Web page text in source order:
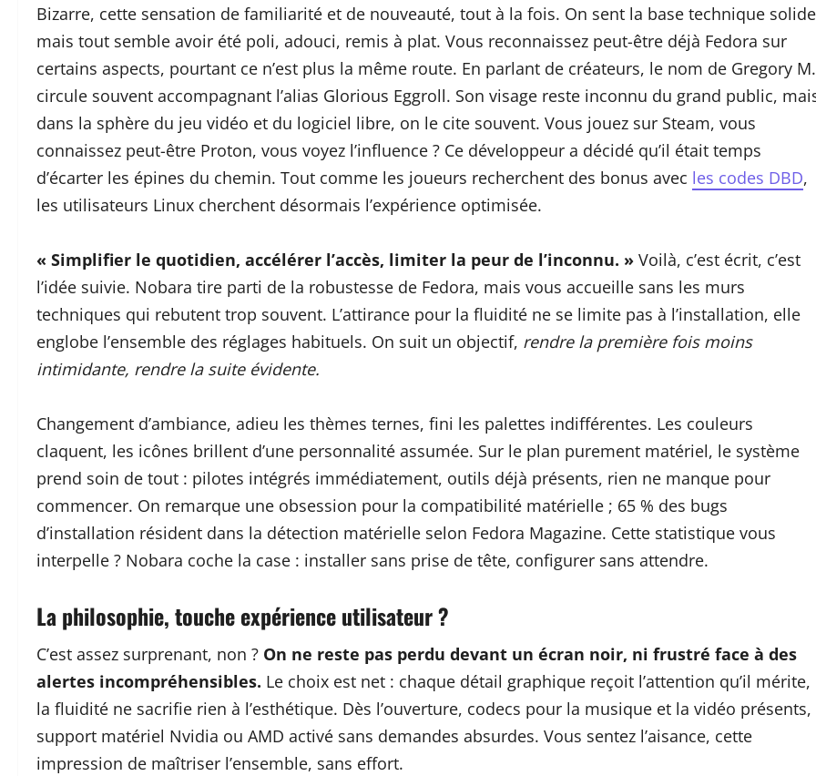
Bizarre, cette sensation de familiarité et de nouveauté, tout à la fois. On sent la base technique
mais tout semble avoir été poli, adouci, remis à plat. Vous reconnaissez peut-être déjà Fedora sur
certains aspects, pourtant ce n’est plus la même route. En parlant de créateurs, le nom de Gregory M.
circule souvent accompagnant l’alias Glorious Eggroll. Son visage reste inconnu du grand public,
dans la sphère du jeu vidéo et du logiciel libre, on le cite souvent. Vous jouez sur Steam, vous
connaissez peut-être Proton, vous voyez l’influence ? Ce développeur a décidé qu’il était temps
d’écarter les épines du chemin. Tout comme les joueurs recherchent des bonus avec les codes DBD,
les utilisateurs Linux cherchent désormais l’expérience optimisée.
« Simplifier le quotidien, accélérer l’accès, limiter la peur de l’inconnu. » Voilà, c’est écrit, c’est
l’idée suivie. Nobara tire parti de la robustesse de Fedora, mais vous accueille sans les murs
techniques qui rebutent trop souvent. L’attirance pour la fluidité ne se limite pas à l’installation, elle
englobe l’ensemble des réglages habituels. On suit un objectif, rendre la première fois moins
intimidante, rendre la suite évidente.
Changement d’ambiance, adieu les thèmes ternes, fini les palettes indifférentes. Les couleurs
claquent, les icônes brillent d’une personnalité assumée. Sur le plan purement matériel, le système
prend soin de tout : pilotes intégrés immédiatement, outils déjà présents, rien ne manque pour
commencer. On remarque une obsession pour la compatibilité matérielle ; 65 % des bugs
d’installation résident dans la détection matérielle selon Fedora Magazine. Cette statistique vous
interpelle ? Nobara coche la case : installer sans prise de tête, configurer sans attendre.
La philosophie, touche expérience utilisateur ?
C’est assez surprenant, non ? On ne reste pas perdu devant un écran noir, ni frustré face à des
alertes incompréhensibles. Le choix est net : chaque détail graphique reçoit l’attention qu’il mérite,
la fluidité ne sacrifie rien à l’esthétique. Dès l’ouverture, codecs pour la musique et la vidéo présents,
support matériel Nvidia ou AMD activé sans demandes absurdes. Vous sentez l’aisance, cette
impression de maîtriser l’ensemble, sans effort.